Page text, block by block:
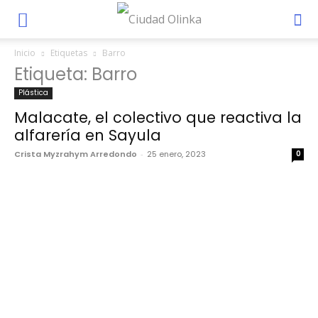
Inicio Etiquetas Barro
Etiqueta: Barro
Plástica
Malacate, el colectivo que reactiva la
alfarería en Sayula
Crista Myzrahym Arredondo - 25 enero, 2023 0